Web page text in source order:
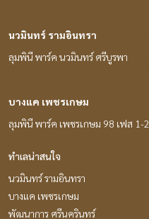
นวมินทร์ รามอินทรา
ลุมพินี พาร์ค นวมินทร์ ศรีบูรพา
บางแค เพชรเกษม
ลุมพินี พาร์ค เพชรเกษม 98 เฟส 1-2
ทำเลน่าสนใจ
นวมินทร์ รามอินทรา
บางแค เพชรเกษม
พัฒนาการ ศรีนครินทร์